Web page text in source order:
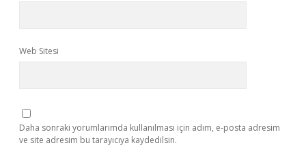
Web Sitesi
Daha sonraki yorumlarımda kullanılması için adım, e-posta adresim
ve site adresim bu tarayıcıya kaydedilsin.